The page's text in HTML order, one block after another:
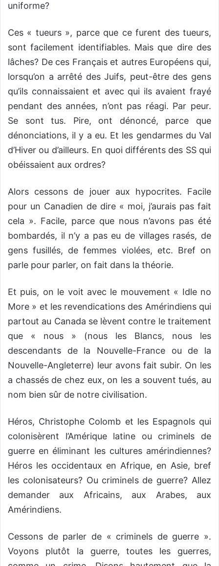
uniforme?
Ces « tueurs », parce que ce furent des tueurs,
sont facilement identifiables. Mais que dire des
lâches? De ces Français et autres Européens qui,
lorsqu’on a arrêté des Juifs, peut-être des gens
qu’ils connaissaient et avec qui ils avaient frayé
pendant des années, n’ont pas réagi. Par peur.
Se sont tus. Pire, ont dénoncé, parce que
dénonciations, il y a eu. Et les gendarmes du Val
d’Hiver ou d’ailleurs. En quoi différents des SS qui
obéissaient aux ordres?
Alors cessons de jouer aux hypocrites. Facile
pour un Canadien de dire « moi, j’aurais pas fait
cela ». Facile, parce que nous n’avons pas été
bombardés, il n’y a pas eu de villages rasés, de
gens fusillés, de femmes violées, etc. Bref on
parle pour parler, on fait dans la théorie.
Et puis, on le voit avec le mouvement « Idle no
More » et les revendications des Amérindiens qui
partout au Canada se lèvent contre le traitement
que « nous » (nous les Blancs, nous les
descendants de la Nouvelle-France ou de la
Nouvelle-Angleterre) leur avons fait subir. On les
a chassés de chez eux, on les a souvent tués, au
nom bien sûr de notre civilisation.
Héros, Christophe Colomb et les Espagnols qui
colonisèrent l’Amérique latine ou criminels de
guerre en éliminant les cultures amérindiennes?
Héros les occidentaux en Afrique, en Asie, bref
les colonisateurs? Ou criminels de guerre? Allez
demander aux Africains, aux Arabes, aux
Amérindiens.
Cessons de parler de « criminels de guerre ».
Voyons plutôt la guerre, toutes les guerres,